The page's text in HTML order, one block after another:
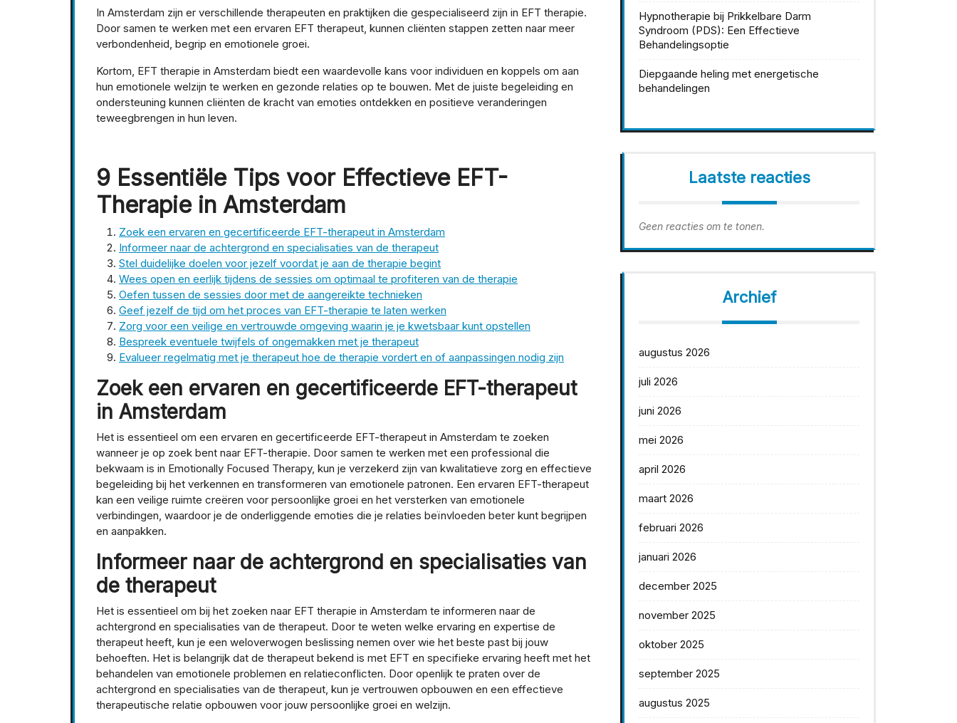
In Amsterdam zijn er verschillende therapeuten en praktijken die gespecialiseerd zijn in EFT therapie.
Door samen te werken met een ervaren EFT therapeut, kunnen cliënten stappen zetten naar meer
verbondenheid, begrip en emotionele groei.
Kortom, EFT therapie in Amsterdam biedt een waardevolle kans voor individuen en koppels om aan
hun emotionele welzijn te werken en gezonde relaties op te bouwen. Met de juiste begeleiding en
ondersteuning kunnen cliënten de kracht van emoties ontdekken en positieve veranderingen
teweegbrengen in hun leven.
9 Essentiële Tips voor Effectieve EFT-
Therapie in Amsterdam
Zoek een ervaren en gecertificeerde EFT-therapeut in Amsterdam
Informeer naar de achtergrond en specialisaties van de therapeut
Stel duidelijke doelen voor jezelf voordat je aan de therapie begint
Wees open en eerlijk tijdens de sessies om optimaal te profiteren van de therapie
Oefen tussen de sessies door met de aangereikte technieken
Geef jezelf de tijd om het proces van EFT-therapie te laten werken
Zorg voor een veilige en vertrouwde omgeving waarin je je kwetsbaar kunt opstellen
Bespreek eventuele twijfels of ongemakken met je therapeut
Evalueer regelmatig met je therapeut hoe de therapie vordert en of aanpassingen nodig zijn
Zoek een ervaren en gecertificeerde EFT-therapeut
in Amsterdam
Het is essentieel om een ervaren en gecertificeerde EFT-therapeut in Amsterdam te zoeken
wanneer je op zoek bent naar EFT-therapie. Door samen te werken met een professional die
bekwaam is in Emotionally Focused Therapy, kun je verzekerd zijn van kwalitatieve zorg en effectieve
begeleiding bij het verkennen en transformeren van emotionele patronen. Een ervaren EFT-therapeut
kan een veilige ruimte creëren voor persoonlijke groei en het versterken van emotionele
verbindingen, waardoor je de onderliggende emoties die je relaties beïnvloeden beter kunt begrijpen
en aanpakken.
Informeer naar de achtergrond en specialisaties van
de therapeut
Het is essentieel om bij het zoeken naar EFT therapie in Amsterdam te informeren naar de
achtergrond en specialisaties van de therapeut. Door te weten welke ervaring en expertise de
therapeut heeft, kun je een weloverwogen beslissing nemen over wie het beste past bij jouw
behoeften. Het is belangrijk dat de therapeut bekend is met EFT en specifieke ervaring heeft met het
behandelen van emotionele problemen en relatieconflicten. Door openlijk te praten over de
achtergrond en specialisaties van de therapeut, kun je vertrouwen opbouwen en een effectieve
therapeutische relatie opbouwen voor jouw persoonlijke groei en welzijn.
Hypnotherapie bij Prikkelbare Darm
Syndroom (PDS): Een Effectieve
Behandelingsoptie
Diepgaande heling met energetische
behandelingen
Laatste reacties
Geen reacties om te tonen.
Archief
augustus 2026
juli 2026
juni 2026
mei 2026
april 2026
maart 2026
februari 2026
januari 2026
december 2025
november 2025
oktober 2025
september 2025
augustus 2025